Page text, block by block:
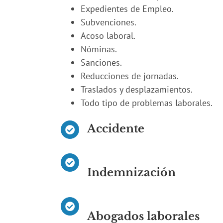
Expedientes de Empleo.
Subvenciones.
Acoso laboral.
Nóminas.
Sanciones.
Reducciones de jornadas.
Traslados y desplazamientos.
Todo tipo de problemas laborales.
Accidente
Indemnización
Abogados laborales